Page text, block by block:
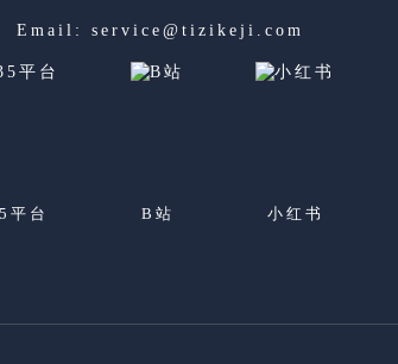
Email: service@tizikeji.com
平台 B站 小红书